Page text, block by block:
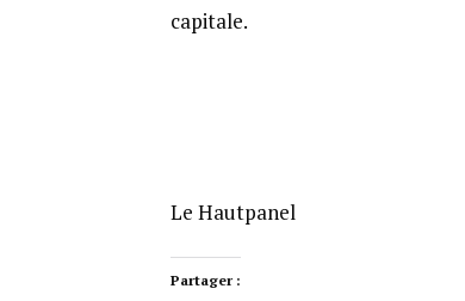
capitale.
Le Hautpanel
Partager :